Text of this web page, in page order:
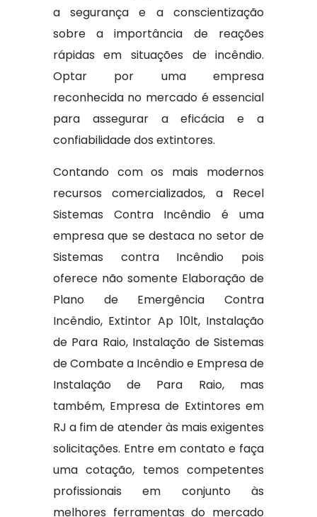
a segurança e a conscientização
sobre a importância de reações
rápidas em situações de incêndio.
Optar por uma empresa
reconhecida no mercado é essencial
para assegurar a eficácia e a
confiabilidade dos extintores.
Contando com os mais modernos
recursos comercializados, a Recel
Sistemas Contra Incêndio é uma
empresa que se destaca no setor de
Sistemas contra Incêndio pois
oferece não somente Elaboração de
Plano de Emergência Contra
Incêndio, Extintor Ap 10lt, Instalação
de Para Raio, Instalação de Sistemas
de Combate a Incêndio e Empresa de
Instalação de Para Raio, mas
também, Empresa de Extintores em
RJ a fim de atender às mais exigentes
solicitações. Entre em contato e faça
uma cotação, temos competentes
profissionais em conjunto às
melhores ferramentas do mercado